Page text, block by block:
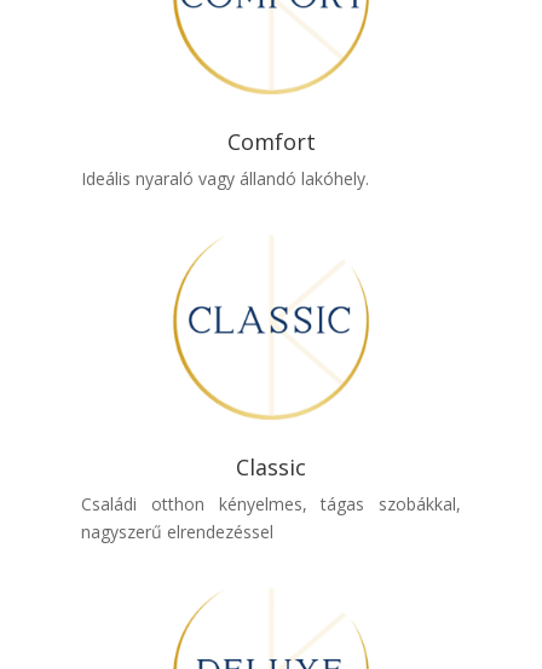
Comfort
Ideális nyaraló vagy állandó lakóhely.
Classic
Családi otthon kényelmes, tágas szobákkal,
nagyszerű elrendezéssel